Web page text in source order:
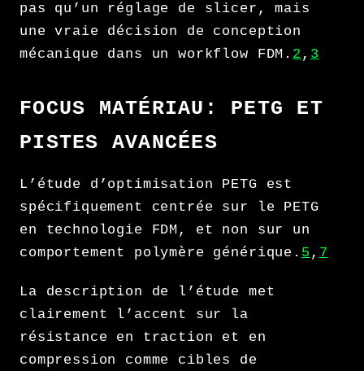
pas qu’un réglage de slicer, mais
une vraie décision de conception
mécanique dans un workflow FDM. 2 , 3
FOCUS MATÉRIAU: PETG ET
PISTES AVANCÉES
L’étude d’optimisation PETG est
spécifiquement centrée sur le PETG
en technologie FDM, et non sur un
comportement polymère générique. 5 , 7
La description de l’étude met
clairement l’accent sur la
résistance en traction et en
compression comme cibles de